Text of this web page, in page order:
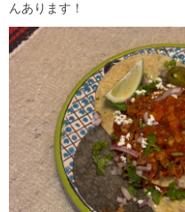
んあります！